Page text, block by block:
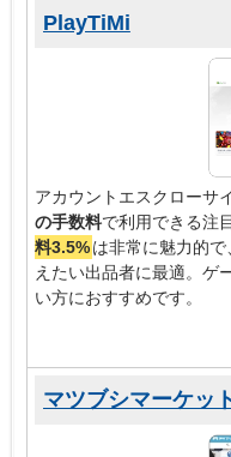
PlayTiMi
アカウントエスクローサ
の手数料で利用できる注
料3.5%は非常に魅力的
えたい出品者に最適。ゲ
い方におすすめです。
マツブシマーケッ